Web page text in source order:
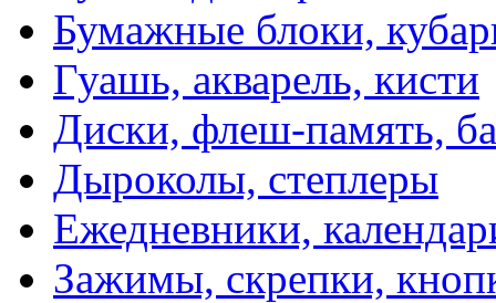
Бумажные блоки,
Гуашь, акварель, кисти
Диски, флеш-память,
Дыроколы, степлеры
Ежедневники,
Зажимы, скрепки,